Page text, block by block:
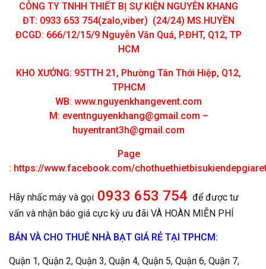
CÔNG TY TNHH THIẾT BỊ SỰ KIỆN NGUYÊN KHANG
ĐT: 0933 653 754(zalo,viber) (24/24) MS.HUYỀN
ĐCGD: 666/12/15/9 Nguyễn Văn Quá, P.ĐHT, Q12, TP
HCM
KHO XƯỞNG: 95TTH 21, Phường Tân Thới Hiệp, Q12,
TPHCM
WB: www.nguyenkhangevent.com
M: eventnguyenkhang@gmail.com –
huyentrant3h@gmail.com
Page
: https://www.facebook.com/
Hãy nhấc máy và gọi 0933 653 754 để được tư
vấn và nhận báo giá cực kỳ ưu đãi VÀ HOÀN MIỄN PHÍ
BÁN VÀ CHO THUÊ NHÀ BẠT GIÁ RẺ TẠI TPHCM:
Quận 1, Quận 2, Quận 3, Quận 4, Quận 5, Quận 6, Quận 7,